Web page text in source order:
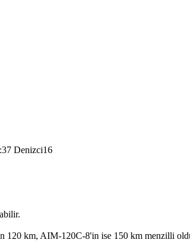
Denizci16
km, AIM-120C-8'in ise 150 km menzilli